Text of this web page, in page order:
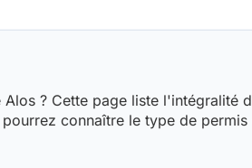
? Cette page liste l'intégralité
connaître le type de